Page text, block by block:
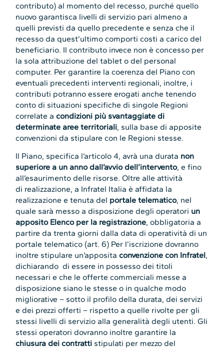
contributo) al momento del recesso, purché quello
nuovo garantisca livelli di servizio pari almeno a
quelli previsti da quello precedente e senza che il
recesso da quest’ultimo comporti costi a carico del
beneficiario. Il contributo invece non è concesso per
la sola attribuzione del tablet o del personal
computer. Per garantire la coerenza del Piano con
eventuali precedenti interventi regionali, inoltre, i
contributi potranno essere erogati anche tenendo
conto di situazioni specifiche di singole Regioni
correlate acondizioni più svantaggiate di
determinate aree territoriali, sulla base di apposite
convenzioni da stipulare con le Regioni stesse.
Il Piano, specifica l’articolo 4, avrà una durata non
superiore a un anno dall’avvio dell’intervento, e fino
all’esaurimento delle risorse. Oltre alle attività
di realizzazione, a Infratel Italia è affidata la
realizzazione e tenuta del portale telematico, nel
quale sarà messo a disposizione degli operatori un
apposito Elenco per la registrazione, obbligatoria a
partire da trenta giorni dalla data di operatività di un
portale telematico (art. 6) Per l’iscrizione dovranno
inoltre stipulare un’appositaconvenzione con Infratel,
dichiarando di essere in possesso dei titoli
necessari e che le offerte commerciali messe a
disposizione siano le stesse o in qualche modo
migliorative – sotto il profilo della durata, dei servizi
e dei prezzi offerti – rispetto a quelle rivolte per gli
stessi livelli di servizio alla generalità degli utenti. Gli
stessi operatori dovranno inoltre garantire la
chiusura dei contratti stipulati per mezzo del